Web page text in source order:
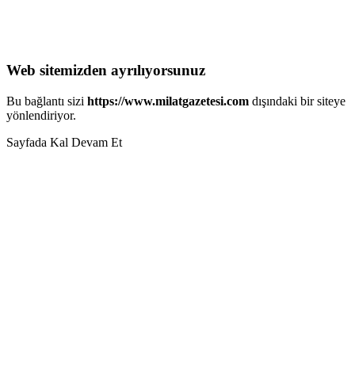
Web sitemizden ayrılıyorsunuz
Bu bağlantı sizi https://www.milatgazetesi.com dışındaki bir siteye
yönlendiriyor.
Sayfada Kal Devam Et